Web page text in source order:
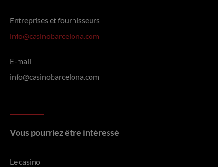
Entreprises et fournisseurs
info@casinobarcelona.com
E-mail
info@casinobarcelona.com
Vous pourriez être intéressé
Le casino